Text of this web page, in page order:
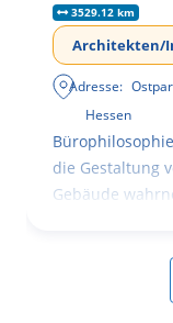
3529.12 km
Architekten/
Adresse:
Hessen
die Gestaltung
Gebäude